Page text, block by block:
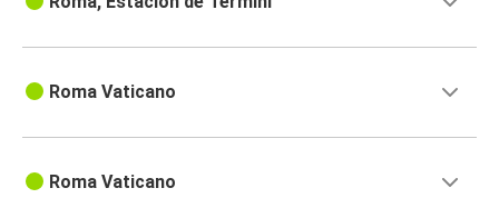
Roma Vaticano
Roma Vaticano